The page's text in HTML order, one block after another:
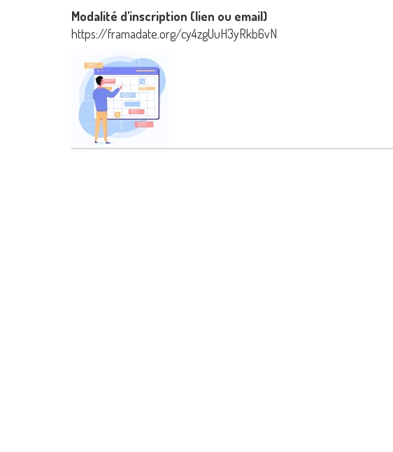
Modalité d'inscription (lien ou email)
https://framadate.org/cy4zgUuH3yRkb6vN